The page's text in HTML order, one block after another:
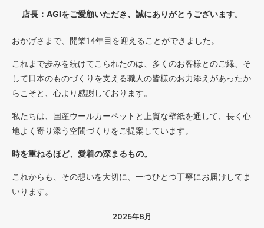
店長：AGIをご愛顧いただき、誠にありがとうございます。
おかげさまで、開業14年目を迎えることができました。
これまで歩みを続けてこられたのは、多くのお客様とのご縁、そ
して日本のものづくりを支える職人の皆様のお力添えがあったか
らこそと、心より感謝しております。
私たちは、国産ウールカーペットと上質な壁紙を通して、長く心
地よく寄り添う空間づくりをご提案しています。
時を重ねるほど、愛着の深まるもの。
これからも、その想いを大切に、一つひとつ丁寧にお届けしてま
いります。
2026年8月